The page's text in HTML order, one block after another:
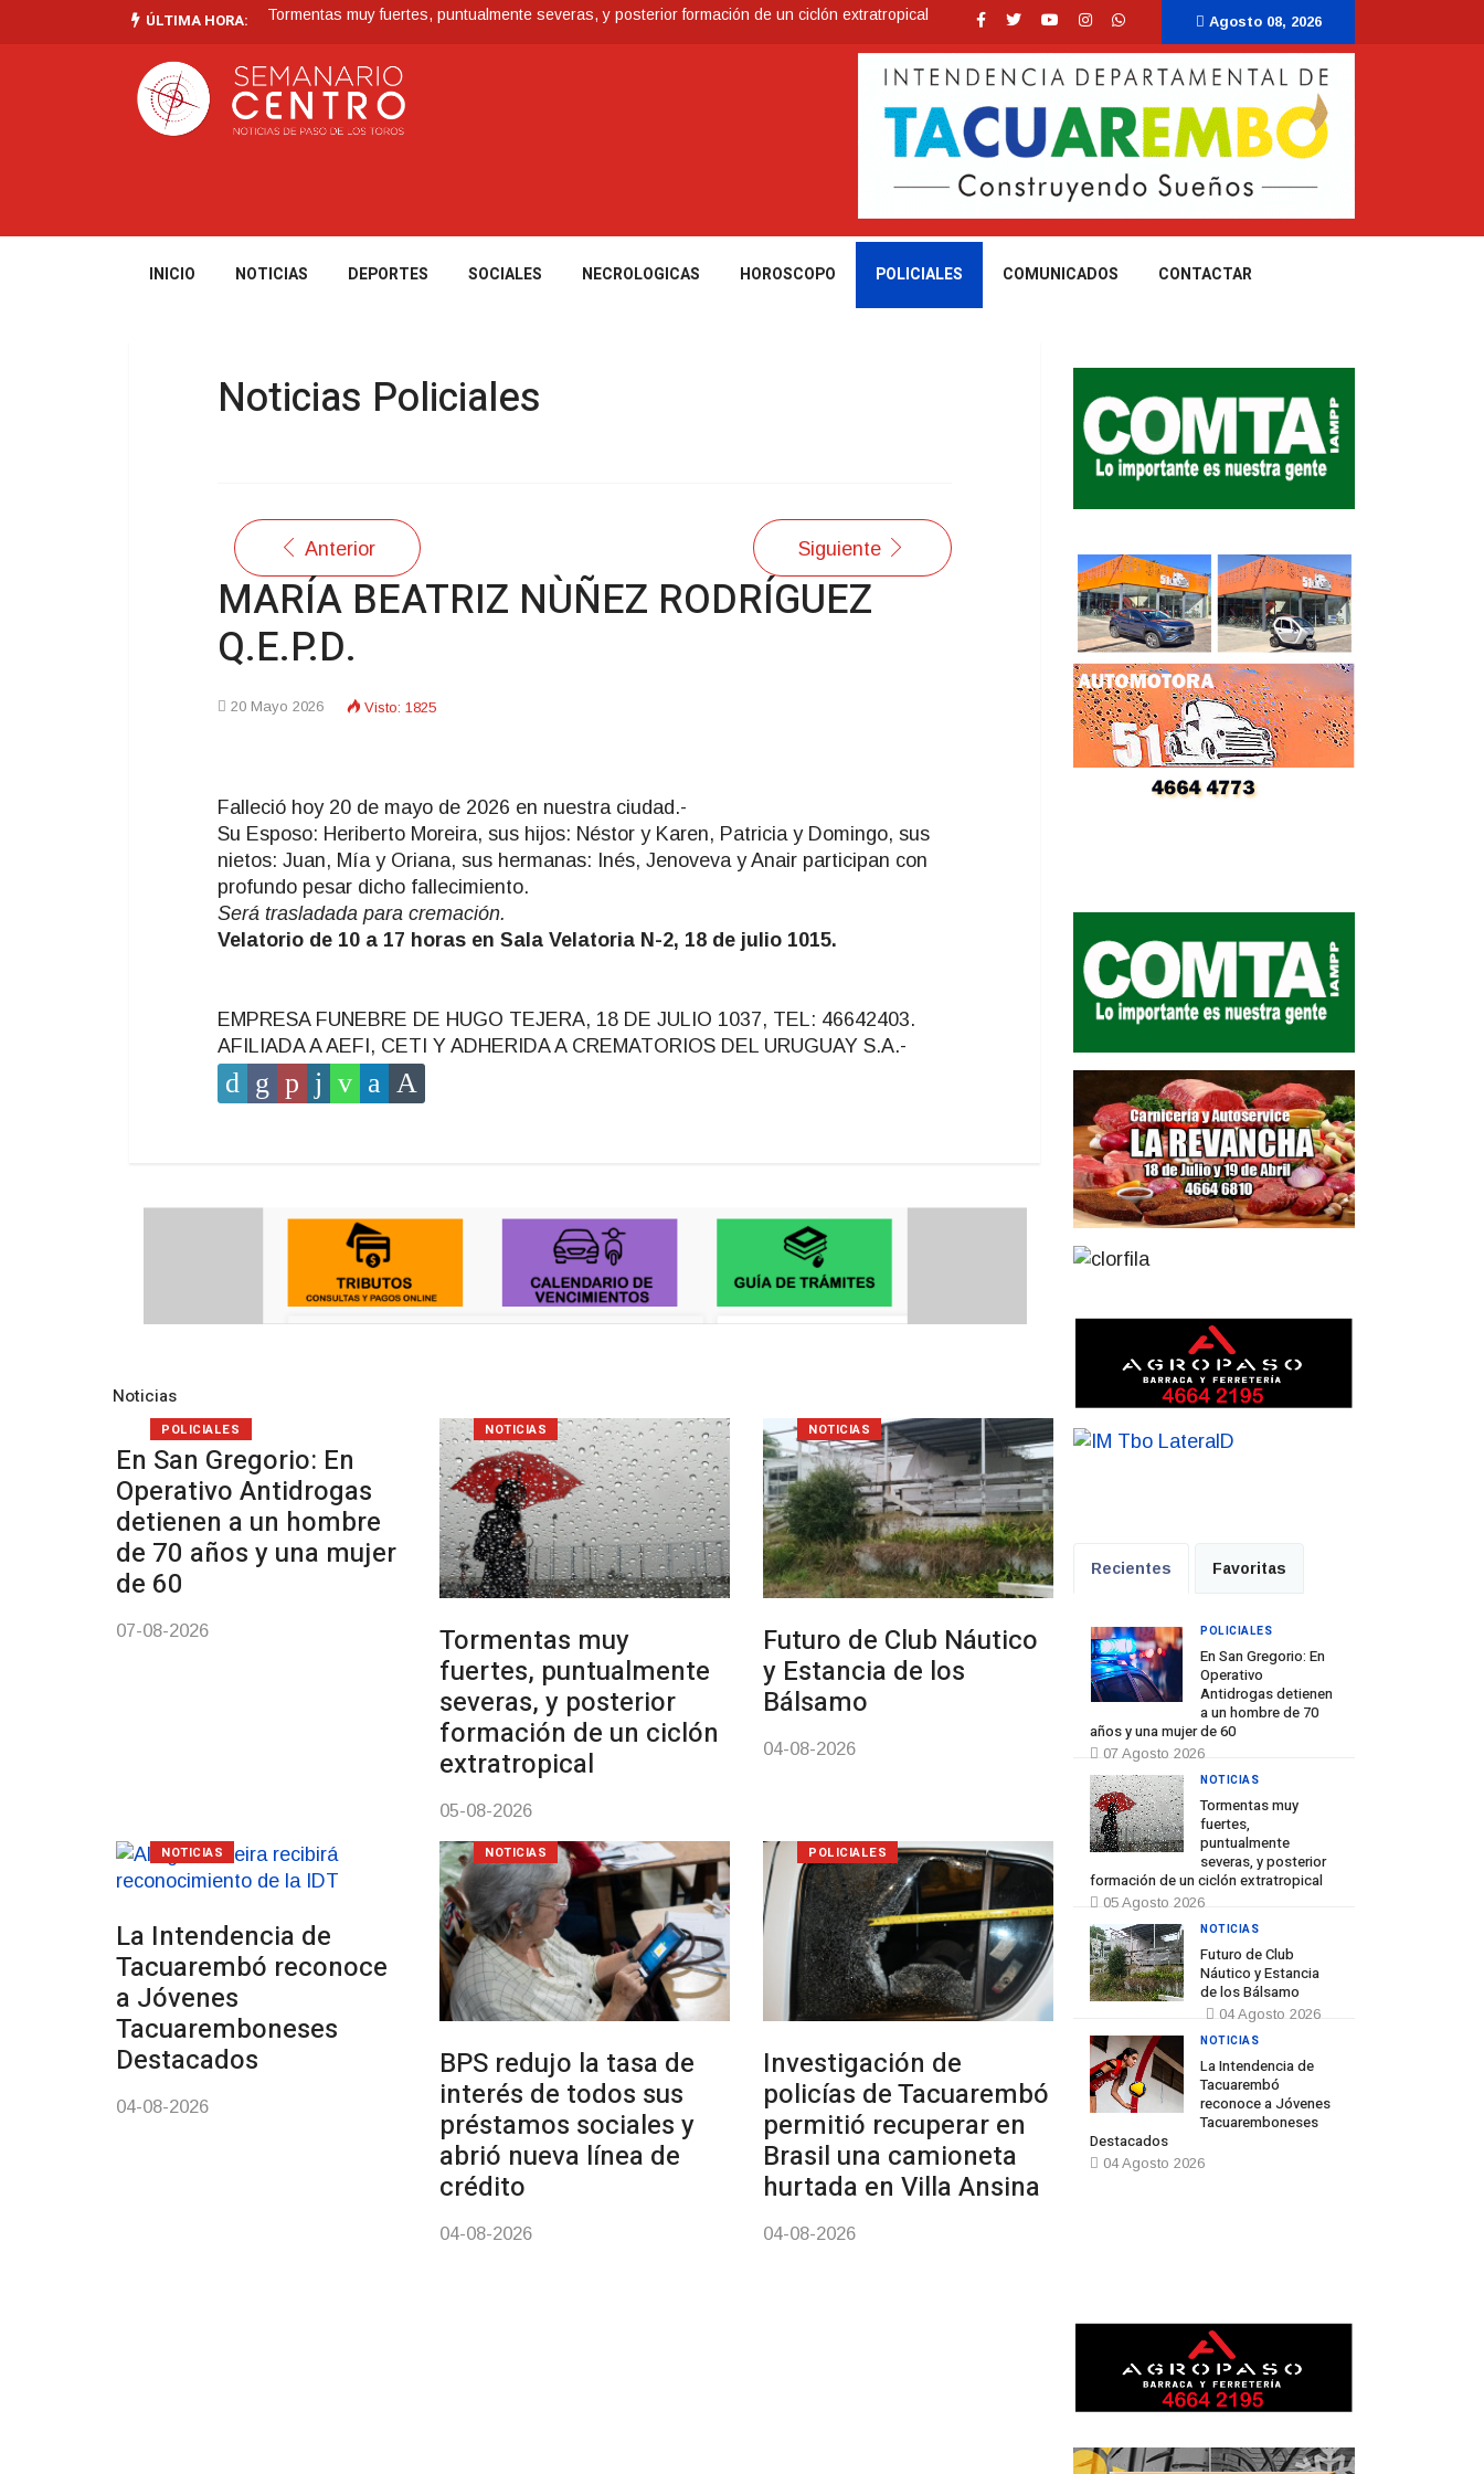
ÚLTIMA HORA:
Tormentas muy fuertes, puntualmente severas, y posterior formación de un ciclón extratropical
La Intendencia de Tacuarembó reconoce a Jóvenes Tacuaremboneses Destacados
BPS redujo la tasa de interés de todos sus préstamos sociales y abrió nueva línea de crédito
En San Gregorio: En Operativo Antidrogas detienen a un hombre de 70 años y una mujer de 60
Agosto 08, 2026
INICIO NOTICIAS DEPORTES SOCIALES NECROLOGICAS HOROSCOPO POLICIALES COMUNICADOS CONTACTAR
Noticias Policiales
Anterior Siguiente
MARÍA BEATRIZ NÙÑEZ RODRÍGUEZ
Q.E.P.D.
20 Mayo 2026 Visto: 1825
Falleció hoy 20 de mayo de 2026 en nuestra ciudad.-
Su Esposo: Heriberto Moreira, sus hijos: Néstor y Karen, Patricia y Domingo, sus
nietos: Juan, Mía y Oriana, sus hermanas: Inés, Jenoveva y Anair participan con
profundo pesar dicho fallecimiento.
Será trasladada para cremación.
Velatorio de 10 a 17 horas en Sala Velatoria N-2, 18 de julio 1015.
EMPRESA FUNEBRE DE HUGO TEJERA, 18 DE JULIO 1037, TEL: 46642403.
AFILIADA A AEFI, CETI Y ADHERIDA A CREMATORIOS DEL URUGUAY S.A.-
Noticias
En San Gregorio: En
Operativo Antidrogas
detienen a un hombre
de 70 años y una mujer
de 60
07-08-2026
POLICIALES
Tormentas muy
fuertes, puntualmente
severas, y posterior
formación de un ciclón
extratropical
05-08-2026
NOTICIAS
Futuro de Club Náutico
y Estancia de los
Bálsamo
04-08-2026
NOTICIAS
La Intendencia de
Tacuarembó reconoce
a Jóvenes
Tacuaremboneses
Destacados
04-08-2026
NOTICIAS
BPS redujo la tasa de
interés de todos sus
préstamos sociales y
abrió nueva línea de
crédito
04-08-2026
NOTICIAS
Investigación de
policías de Tacuarembó
permitió recuperar en
Brasil una camioneta
hurtada en Villa Ansina
04-08-2026
POLICIALES
Recientes Favoritas
En San Gregorio: En
Operativo
Antidrogas detienen
a un hombre de 70
años y una mujer de 60
07 Agosto 2026
POLICIALES
Tormentas muy
fuertes,
puntualmente
severas, y posterior
formación de un ciclón extratropical
05 Agosto 2026
NOTICIAS
Futuro de Club
Náutico y Estancia
de los Bálsamo
04 Agosto 2026
NOTICIAS
La Intendencia de
Tacuarembó
reconoce a Jóvenes
Tacuaremboneses
Destacados
04 Agosto 2026
NOTICIAS